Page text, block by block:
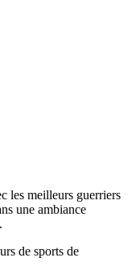
les meilleurs guerriers
une ambiance
de sports de